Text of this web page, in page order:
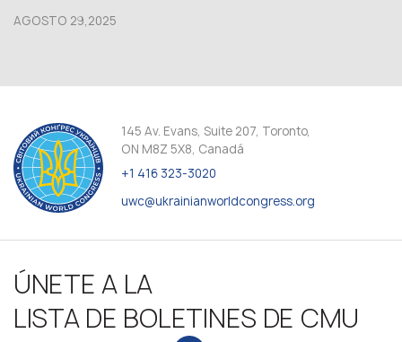
AGOSTO 29,2025
145 Av. Evans, Suite 207, Toronto,
ON M8Z 5X8, Canadá
+1 416 323-3020
uwc@ukrainianworldcongress.org
ÚNETE A LA
LISTA DE BOLETINES DE CMU